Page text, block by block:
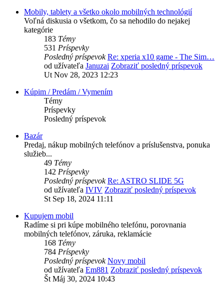
Mobily, tablety a všetko okolo mobilných technológií
Voľná diskusia o všetkom, čo sa nehodilo do nejakej
kategórie
183 Témy
531 Príspevky
Posledný príspevok Re: xperia x10 game - The Sim…
od užívateľa Januzai Zobraziť posledný príspevok
Ut Nov 28, 2023 12:23
Kúpim / Predám / Vymením
Témy
Príspevky
Posledný príspevok
Bazár
Predaj, nákup mobilných telefónov a príslušenstva, ponuka
služieb...
49 Témy
142 Príspevky
Posledný príspevok Re: ASTRO SLIDE 5G
od užívateľa IVIV Zobraziť posledný príspevok
St Sep 18, 2024 11:11
Kupujem mobil
Radíme si pri kúpe mobilného telefónu, porovnania
mobilných telefónov, záruka, reklamácie
168 Témy
784 Príspevky
Posledný príspevok Novy mobil
od užívateľa Em881 Zobraziť posledný príspevok
Št Máj 30, 2024 10:43